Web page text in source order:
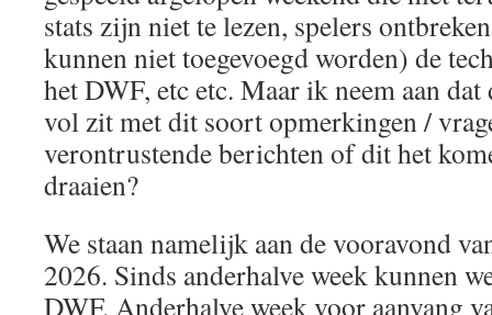
stats zijn niet te lezen, spelers
kunnen niet toegevoegd worden) de
het DWF, etc etc. Maar ik neem aan
vol zit met dit soort opmerkingen /
verontrustende berichten of dit het
draaien?
We staan namelijk aan de vooravond
2026. Sinds anderhalve week kunnen
DWF. Anderhalve week voor aanvang